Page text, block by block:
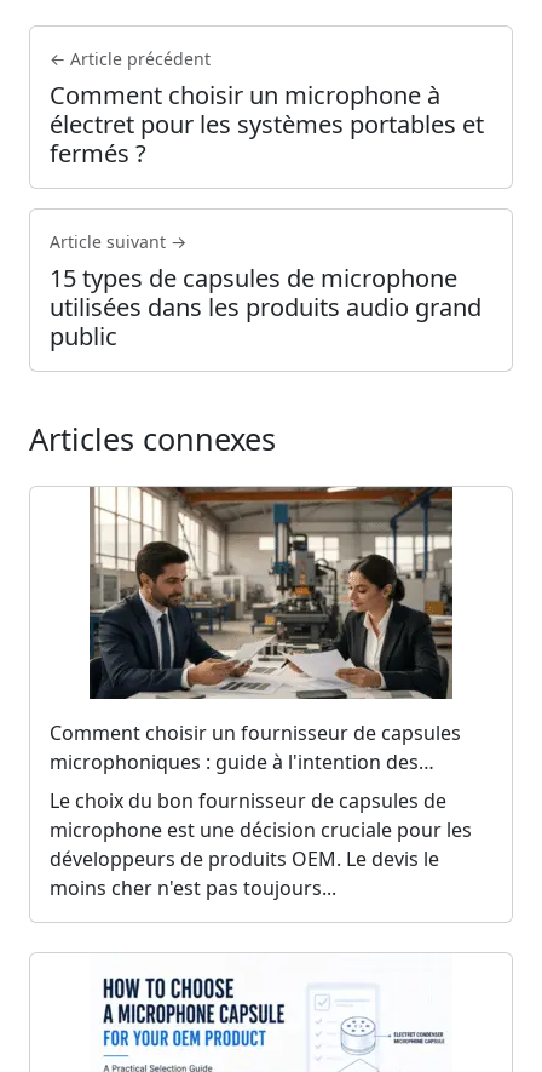
← Article précédent
Comment choisir un microphone à
électret pour les systèmes portables et
fermés ?
Article suivant →
15 types de capsules de microphone
utilisées dans les produits audio grand
public
Articles connexes
Comment choisir un fournisseur de capsules
microphoniques : guide à l'intention des
acheteurs OEM
Le choix du bon fournisseur de capsules de
microphone est une décision cruciale pour les
développeurs de produits OEM. Le devis le
moins cher n'est pas toujours...